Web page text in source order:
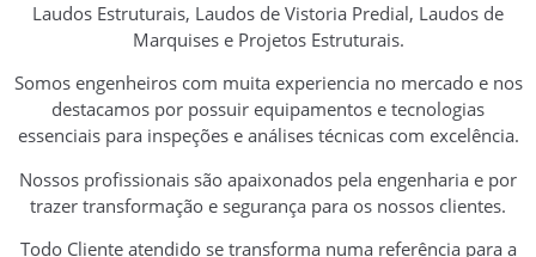
Laudos Estruturais, Laudos de Vistoria Predial, Laudos de
Marquises e Projetos Estruturais.
Somos engenheiros com muita experiencia no mercado e nos
destacamos por possuir equipamentos e tecnologias
essenciais para inspeções e análises técnicas com excelência.
Nossos profissionais são apaixonados pela engenharia e por
trazer transformação e segurança para os nossos clientes.
Todo Cliente atendido se transforma numa referência para a